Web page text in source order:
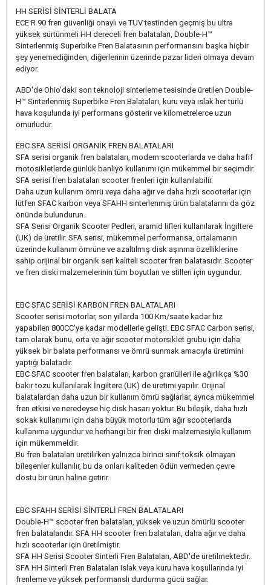
HH SERİSİ SİNTERLİ BALATA
ECE R 90 fren güvenliği onaylı ve TUV testinden geçmiş bu ultra
yüksek sürtünmeli HH dereceli fren balataları, Double-H™
Sinterlenmiş Superbike Fren Balatasının performansını başka hiçbir
şey yenemediğinden, diğerlerinin üzerinde pazar lideri olmaya devam
ediyor.
ABD'de Ohio'daki son teknoloji sinterleme tesisinde üretilen Double-
H™ Sinterlenmiş Superbike Fren Balataları, kuru veya ıslak her türlü
hava koşulunda iyi performans gösterir ve kilometrelerce uzun
ömürlüdür.
EBC SFA SERİSİ ORGANİK FREN BALATALARI
SFA serisi organik fren balataları, modern scooterlarda ve daha hafif
motosikletlerde günlük banliyö kullanımı için mükemmel bir seçimdir.
SFA serisi fren balataları scooter frenleri için kullanılabilir.
Daha uzun kullanım ömrü veya daha ağır ve daha hızlı scooterlar için
lütfen SFAC karbon veya SFAHH sinterlenmiş ürün balatalarını da göz
önünde bulundurun.
SFA Serisi Organik Scooter Pedleri, aramid lifleri kullanılarak İngiltere
(UK) de üretilir. SFA serisi, mükemmel performansa, ortalamanın
üzerinde kullanım ömrüne ve azaltılmış disk aşınma özelliklerine
sahip orijinal bir organik seri kaliteli scooter fren balatasıdır. Scooter
ve fren diski malzemelerinin tüm boyutları ve stilleri için uygundur.
EBC SFAC SERİSİ KARBON FREN BALATALARI
Scooter serisi motorlar, son yıllarda 100 Km/saate kadar hız
yapabilen 800CC'ye kadar modellerle gelişti. EBC SFAC Carbon serisi,
tam olarak bunu, orta ve ağır scooter motorsiklet grubu için daha
yüksek bir balata performansı ve ömrü sunmak amacıyla üretimini
yaptığı balatadır.
EBC SFAC scooter fren balataları, karbon granülleri ile ağırlıkça %30
bakır tozu kullanılarak İngiltere (UK) de üretimi yapılır. Orijinal
balatalardan daha uzun bir kullanım ömrü sağlarlar, ayrıca mükemmel
fren etkisi ve neredeyse hiç disk hasarı yoktur. Bu bileşik, daha hızlı
sokak kullanımı için daha büyük motorlu tüm ağır scooterlarda
kullanıma uygundur ve herhangi bir fren diski malzemesiyle kullanım
için mükemmeldir.
Bu fren balataları üretilirken yalnızca birinci sınıf toksik olmayan
bileşenler kullanılır, bu da onları kaliteden ödün vermeden çevre
dostu bir ürün haline getirir.
EBC SFAHH SERİSİ SİNTERLİ FREN BALATALARI
Double-H™ scooter fren balataları, yüksek ve uzun ömürlü scooter
fren balatalarıdır. SFA HH scooter fren balataları, daha ağır ve daha
hızlı scooterlar için üretilmiştir.
SFA HH Serisi Scooter Sinterli Fren Balataları, ABD'de üretilmektedir.
SFA HH Sinterli Fren Balataları Islak veya kuru hava koşullarında iyi
frenleme ve yüksek performanslı durdurma gücü sağlar.